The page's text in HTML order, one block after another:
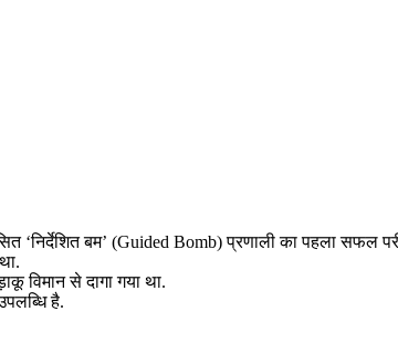
बम’ (Guided Bomb) प्रणाली का पहला सफल
विमान से दागा गया था.
है.